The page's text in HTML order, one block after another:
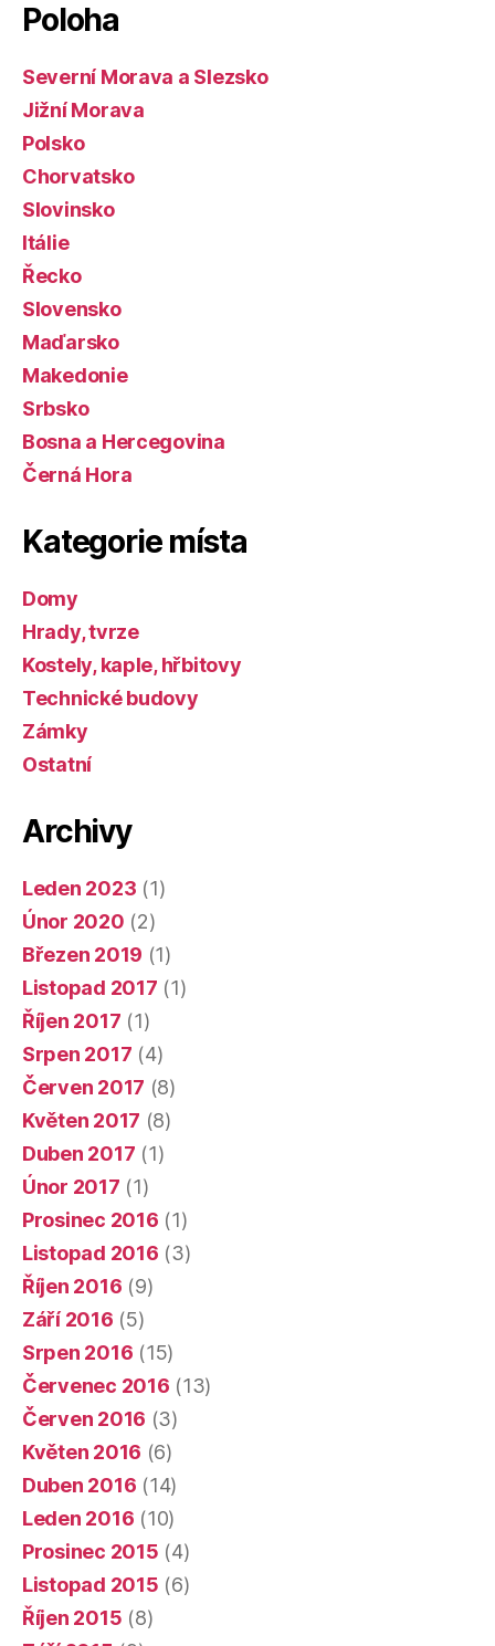
Poloha
Severní Morava a Slezsko
Jižní Morava
Polsko
Chorvatsko
Slovinsko
Itálie
Řecko
Slovensko
Maďarsko
Makedonie
Srbsko
Bosna a Hercegovina
Černá Hora
Kategorie místa
Domy
Hrady, tvrze
Kostely, kaple, hřbitovy
Technické budovy
Zámky
Ostatní
Archivy
Leden 2023 (1)
Únor 2020 (2)
Březen 2019 (1)
Listopad 2017 (1)
Říjen 2017 (1)
Srpen 2017 (4)
Červen 2017 (8)
Květen 2017 (8)
Duben 2017 (1)
Únor 2017 (1)
Prosinec 2016 (1)
Listopad 2016 (3)
Říjen 2016 (9)
Září 2016 (5)
Srpen 2016 (15)
Červenec 2016 (13)
Červen 2016 (3)
Květen 2016 (6)
Duben 2016 (14)
Leden 2016 (10)
Prosinec 2015 (4)
Listopad 2015 (6)
Říjen 2015 (8)